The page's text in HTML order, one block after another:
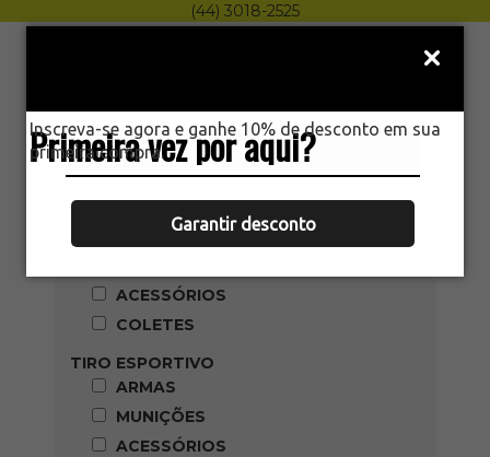
Primeira vez por aqui?
Inscreva-se agora e ganhe 10% de desconto em sua
primeira compra.
Garantir desconto
(44) 3018-2525
Menu
HOME PRODUTOS
Categoria
ARMAS
ACESSÓRIOS
COLETES
TIRO ESPORTIVO
ARMAS
MUNIÇÕES
ACESSÓRIOS